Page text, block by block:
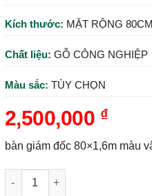
Kích thước: MẶT RỘNG
Chất liệu: GỖ CÔNG NGHIỆP
Màu sắc: TÙY CHỌN
2,500,000 ₫
bàn giám đốc 80×1,6m màu
Bàn giám đốc giá rẻ KT 80cm